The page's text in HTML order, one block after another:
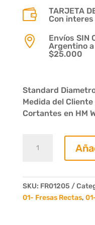

TARJETA
Con interes

Envíos SIN
Argentino
$25.000
Standard
Medida del
Cortantes en HM
Recta
Dientes
cantidad
SKU: FR01205
01- Fresas Rectas,